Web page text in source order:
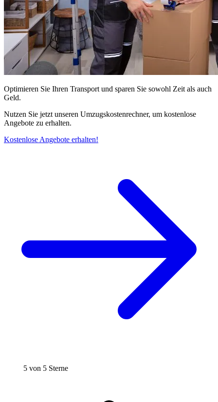
Optimieren Sie Ihren Transport und sparen Sie sowohl Zeit als auch
Geld.
Nutzen Sie jetzt unseren Umzugskostenrechner, um kostenlose
Angebote zu erhalten.
Kostenlose Angebote erhalten!
5 von 5 Sterne